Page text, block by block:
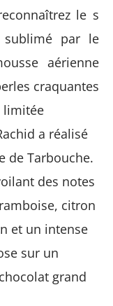
le s
sublimé par le
aérienne
craquantes
limitée
a réalisé
de Tarbouche.
des notes
citron
et un intense
sur un
grand